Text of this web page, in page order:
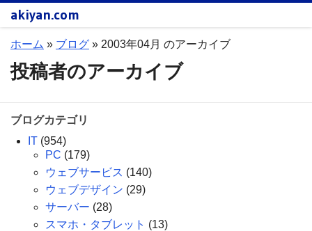
akiyan.com
ホーム » ブログ » 2003年04月 のアーカイブ
投稿者のアーカイブ
ブログカテゴリ
IT (954)
PC (179)
ウェブサービス (140)
ウェブデザイン (29)
サーバー (28)
スマホ・タブレット (13)